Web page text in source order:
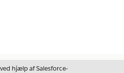
hjælp af Salesforce-